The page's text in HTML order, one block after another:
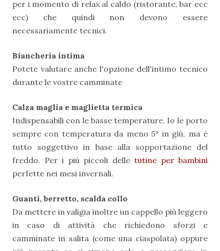
per i momento di relax al caldo (ristorante, bar ecc
ecc) che quindi non devono essere
necessariamente tecnici.
Biancheria intima
Potete valutare anche l'opzione dell'intimo tecnico
durante le vostre camminate
Calza maglia e maglietta termica
Indispensabili con le basse temperature. Io le porto
sempre con temperatura da meno 5° in giù, ma è
tutto soggettivo in base alla sopportazione del
freddo. Per i più piccoli delletutine per bambini
perfette nei mesi invernali.
Guanti, berretto, scalda collo
Da mettere in valigia inoltre un cappello più leggero
in caso di attività che richiedono sforzi e
camminate in salita (come una ciaspolata) oppure